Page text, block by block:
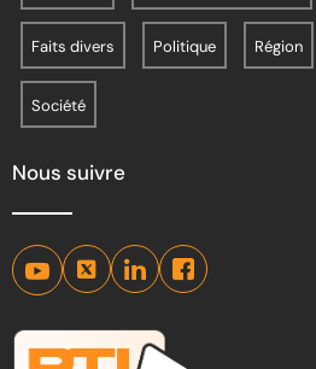
Faits divers Politique Région
Société
Nous suivre